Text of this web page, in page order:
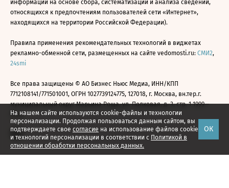
На нашем сайте используются cookie-файлы и технологии
персонализации. Продолжая пользоваться данным сайтом, вы
подтверждаете свое согласие на использование файлов cookie
и технологий персонализации в соответствии с Политикой в
отношении обработки персональных данных.
ОК
информации на основе сбора, систематизации и анализа сведений,
относящихся к предпочтениям пользователей сети «Интернет»,
находящихся на территории Российской Федерации).
Правила применения рекомендательных технологий в виджетах
рекламно-обменной сети, размещенных на сайте vedomosti.ru: СМИ2,
24smi
Все права защищены © АО Бизнес Ньюс Медиа, ИНН/КПП
7712108141/771501001, ОГРН 1027739124775, 127018, г. Москва, вн.тер.г.
муниципальный округ Марьина Роща, ул. Полковая, д. 3, стр. 1 1999—
2026